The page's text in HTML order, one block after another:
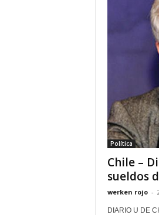
Política
Chile –
sueldos
werken rojo -
DIARIO U DE